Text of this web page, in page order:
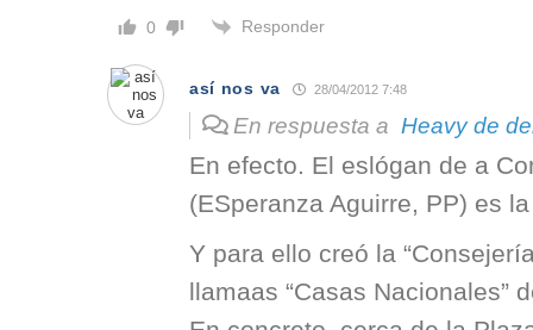
0 Responder
así nos va 28/04/2012 7:48
En respuesta a Heavy de
En efecto. El eslógan de a
(ESperanza Aguirre, PP) es la
Y para ello creó la
llamaas “Casas Nacionales”